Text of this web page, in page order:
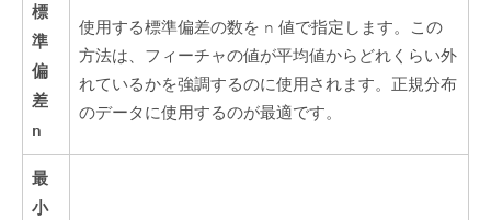
標
準
偏
差
n
使用する標準偏差の数を n 値で指定します。この
方法は、フィーチャの値が平均値からどれくらい外
れているかを強調するのに使用されます。正規分布
のデータに使用するのが最適です。
最
小